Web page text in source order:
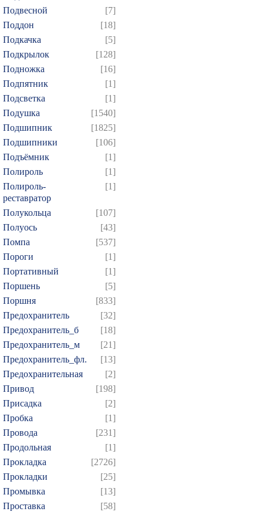
Подвесной
[7]
Поддон
[18]
Подкачка
[5]
Подкрылок
[128]
Подножка
[16]
Подпятник
[1]
Подсветка
[1]
Подушка
[1540]
Подшипник
[1825]
Подшипники
[106]
Подъёмник
[1]
Полироль
[1]
Полироль-
реставратор
[1]
Полукольца
[107]
Полуось
[43]
Помпа
[537]
Пороги
[1]
Портативный
[1]
Поршень
[5]
Поршня
[833]
Предохранитель
[32]
Предохранитель_б
[18]
Предохранитель_м
[21]
Предохранитель_фл.
[13]
Предохранительная
[2]
Привод
[198]
Присадка
[2]
Пробка
[1]
Провода
[231]
Продольная
[1]
Прокладка
[2726]
Прокладки
[25]
Промывка
[13]
Проставка
[58]